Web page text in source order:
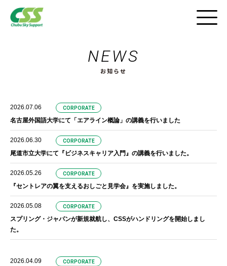
採用HOME
仕事と風景
職場紹介ツアー
CSSの働き方
採用FAQ
動画紹介
NEWS
お知らせ
2026.07.06 CORPORATE
名古屋外国語大学にて「エアライン概論」の講義を行いました
2026.06.30 CORPORATE
尾道市立大学にて『ビジネスキャリア入門』の講義を行いました。
2026.05.26 CORPORATE
『セントレアの翼を支えるおしごと見学会』を実施しました。
2026.05.08 CORPORATE
スプリング・ジャパンが新規就航し、CSSがハンドリングを開始しまし
た。
2026.04.09 CORPORATE